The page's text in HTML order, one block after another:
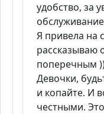
удобство, за
Я привела на
рассказываю
поперечным
Девочки,
и копайте. И
честными.